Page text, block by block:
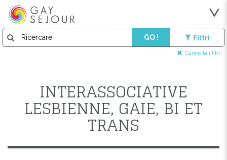
GO ! Filtri
Cancella i filtri
INTERASSOCIATIVE
LESBIENNE, GAIE, BI ET
TRANS